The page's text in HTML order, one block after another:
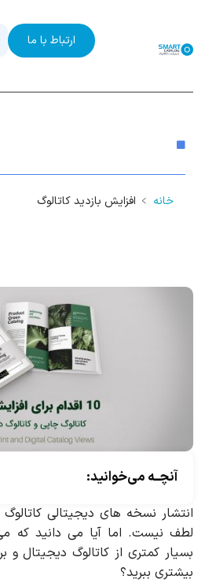
ارتباط با ما
خانه ﹥ افزایش بازدید کاتالوگ
آنچــه می‌خوانید:
انتشار نسخه های دیجیتالی
لطف نیست. اما آیا می دانید که
بسیار کمتری از کاتالوگ دیجیتال و
بیشتری ببرید؟